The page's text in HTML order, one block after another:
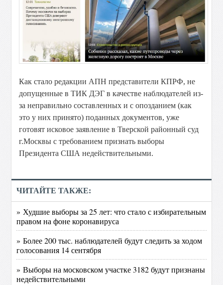
Как стало редакции АПН представители КПРФ, не
допущенные в ТИК ДЭГ в качестве наблюдателей из-
за неправильно составленных и с опозданием (как
это у них принято) поданных документов, уже
готовят исковое заявление в Тверской районный суд
г.Москвы с требованием признать выборы
Президента США недействительными.
ЧИТАЙТЕ ТАКЖЕ:
» Худшие выборы за 25 лет: что стало с избирательным
правом на фоне коронавируса
» Более 200 тыс. наблюдателей будут следить за ходом
голосования 14 сентября
» Выборы на московском участке 3182 будут признаны
недействительными